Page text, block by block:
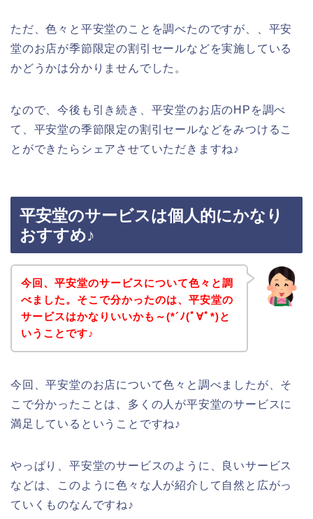
ただ、色々と平安堂のことを調べたのですが、、平安
堂のお店が季節限定の割引セールなどを実施している
かどうかは分かりませんでした。
なので、今後も引き続き、平安堂のお店のHPを調べ
て、平安堂の季節限定の割引セールなどをみつけるこ
とができたらシェアさせていただきますね♪
平安堂のサービスは個人的にかなり
おすすめ♪
今回、平安堂のサービスについて色々と調
べました。そこで分かったのは、平安堂の
サービスはかなりいいかも～(*´ﾉ(ﾟ∀ﾟ*)と
いうことです♪
今回、平安堂のお店について色々と調べましたが、そ
こで分かったことは、多くの人が平安堂のサービスに
満足しているということですね♪
やっぱり、平安堂のサービスのように、良いサービス
などは、このように色々な人が紹介して自然と広がっ
ていくものなんですね♪